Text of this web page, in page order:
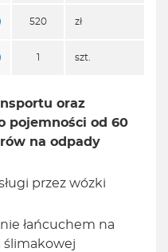
520 zł
szt.
oraz
pojemności od 60
na odpady
przez wózki
łańcuchem na
ślimakowej